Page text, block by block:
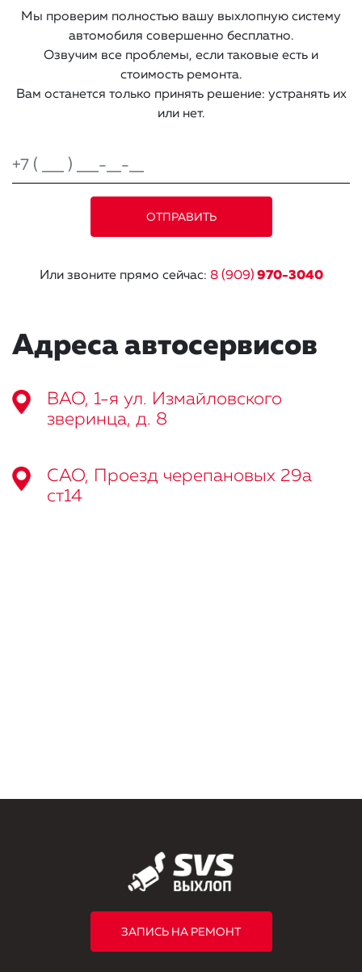
Мы проверим полностью вашу выхлопную систему
автомобиля совершенно бесплатно.
Озвучим все проблемы, если таковые есть и
стоимость ремонта.
Вам останется только принять решение: устранять их
или нет.
Или звоните прямо сейчас: 8 (909) 970-3040
Адреса автосервисов
ВАО, 1-я ул. Измайловского
зверинца, д. 8
САО, Проезд черепановых 29а
ст14
ЗАПИСЬ НА РЕМОНТ